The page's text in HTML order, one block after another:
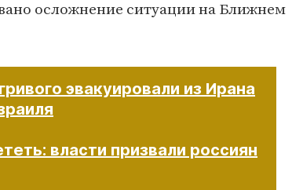
осложнение ситуации на Ближнем
эвакуировали из Ирана
власти призвали россиян